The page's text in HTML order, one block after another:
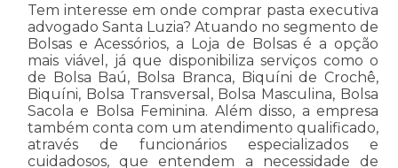
Tem interesse em onde comprar pasta executiva
advogado Santa Luzia? Atuando no segmento de
Bolsas e Acessórios, a Loja de Bolsas é a opção
mais viável, já que disponibiliza serviços como o
de Bolsa Baú, Bolsa Branca, Biquíni de Crochê,
Biquíni, Bolsa Transversal, Bolsa Masculina, Bolsa
Sacola e Bolsa Feminina. Além disso, a empresa
também conta com um atendimento qualificado,
através de funcionários especializados e
cuidadosos, que entendem a necessidade de